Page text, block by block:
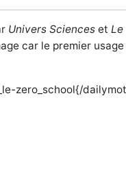
Univers Sciences etLe
car le premier
zero_school{/